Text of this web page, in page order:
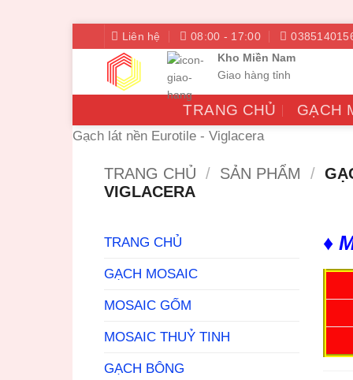
dung
Liên hệ 08:00 - 17:00
Kho Miền Nam
Giao hàng tỉnh
TRANG CHỦ GẠCH
Gạch lát nền Eurotile - Viglacera
TRANG CHỦ / SẢN PHẨM /
VIGLACERA
TRANG CHỦ
GẠCH MOSAIC
MOSAIC GỐM
MOSAIC THUỶ TINH
GẠCH BÔNG
♦